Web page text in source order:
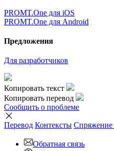
PROMT.One для iOS
PROMT.One для Android
Предложения
Для разработчиков
Копировать текст
Копировать перевод
Сообщить о проблеме
Перевод Контексты Спряжение
Обратная связь